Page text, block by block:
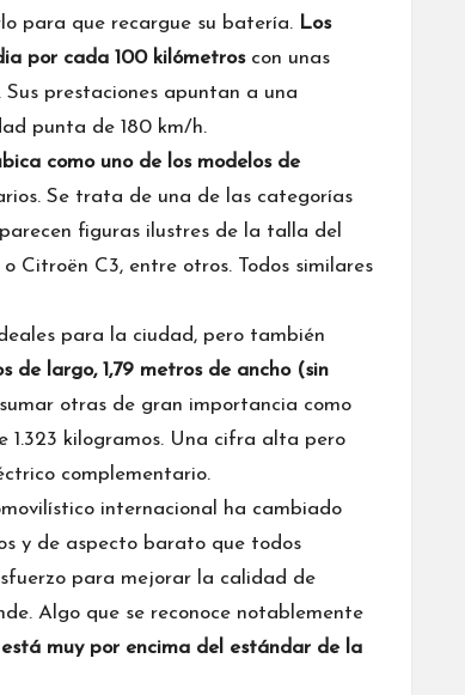
para que recargue su batería. Los
por cada 100 kilómetroscon unas
prestaciones apuntan a una
punta de 180 km/h.
como uno de los modelos de
Se trata de una de las categorías
figuras ilustres de la talla del
o Citroën C3, entre otros. Todos similares
para la ciudad, pero también
de largo, 1,79 metros de ancho (sin
otras de gran importancia como
1.323 kilogramos. Una cifra alta pero
complementario.
internacional ha cambiado
y de aspecto barato que todos
para mejorar la calidad de
Algo que se reconoce notablemente
muy por encima del estándar de la